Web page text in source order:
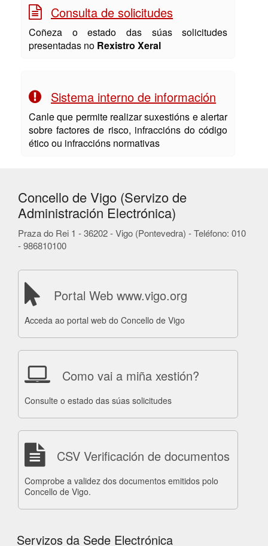
Consulta de solicitudes
Coñeza o estado das súas solicitudes
presentadas no Rexistro Xeral
Sistema interno de información
Canle que permite realizar suxestións e alertar
sobre factores de risco, infraccións do código
ético ou infraccións normativas
Concello de Vigo (Servizo de
Administración Electrónica)
Praza do Rei 1 - 36202 - Vigo (Pontevedra) - Teléfono: 010
- 986810100
Portal Web www.vigo.org
Acceda ao portal web do Concello de Vigo
Como vai a miña xestión?
Consulte o estado das súas solicitudes
CSV Verificación de documentos
Comprobe a validez dos documentos emitidos polo
Concello de Vigo.
Servizos da Sede Electrónica